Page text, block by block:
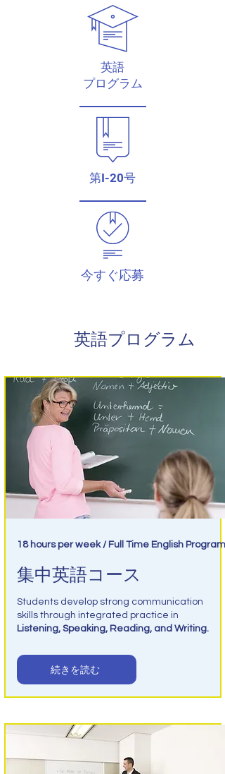
英語
プログラム
第I-20号
今すぐ応募
英語プログラム
18 hours per week / Full Time English Program
集中英語コース
Students develop strong communication
skills through integrated practice in
Listening, Speaking, Reading, and Writing.
続きを読む